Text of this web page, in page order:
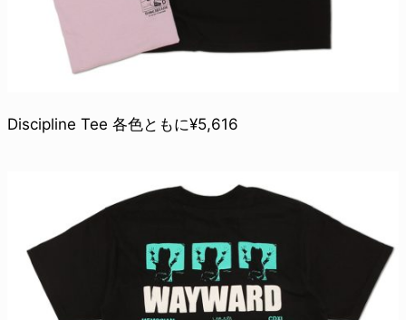
Discipline Tee 各色ともに¥5,616